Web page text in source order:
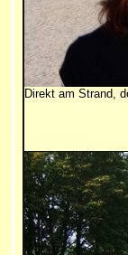
Direkt am Strand,